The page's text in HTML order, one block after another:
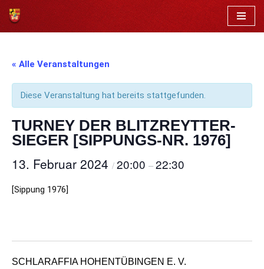
Zum
springen
« Alle Veranstaltungen
Diese Veranstaltung hat bereits stattgefunden.
TURNEY DER BLITZREYTTER-
SIEGER [SIPPUNGS-NR. 1976]
13. Februar 2024 /20:00 –22:30
[Sippung 1976]
SCHLARAFFIA HOHENTÜBINGEN E. V.